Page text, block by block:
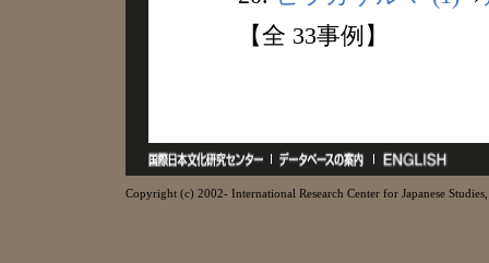
【全 33事例】
Copyright (c) 2002- International Research Center for Japanese